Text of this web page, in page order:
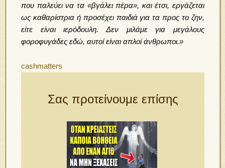
που παλεύει να τα «βγάλει πέρα», και έτσι, εργάζεται
ως καθαρίστρια ή προσέχει παιδιά για τα προς το ζην,
είτε είναι ιερόδουλη. Δεν μιλάμε για μεγάλους
φοροφυγάδες εδώ, αυτοί είναι απλοί άνθρωποι.»
cashmatters
Σας προτείνουμε επίσης